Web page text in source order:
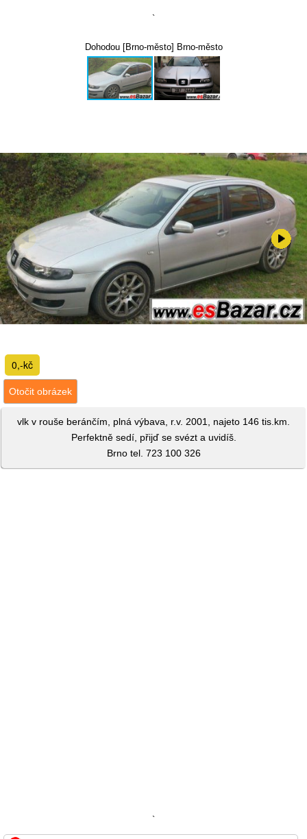
`
Dohodou [Brno-město] Brno-město
0,-kč
Otočit obrázek
vlk v rouše beránčím, plná výbava, r.v. 2001, najeto 146 tis.km.
Perfektně sedí, přijď se svézt a uvidíš.
Brno tel. 723 100 326
`